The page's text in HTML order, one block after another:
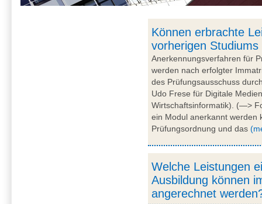
Können erbrachte
vorherigen
Anerkennungsverfahren für
werden nach erfolgter
des Prüfungsausschuss
Udo Frese für Digitale
Wirtschaftsinformatik). (—>
ein Modul anerkannt werden
Prüfungsordnung und das
Welche Leistungen
Ausbildung können
angerechnet